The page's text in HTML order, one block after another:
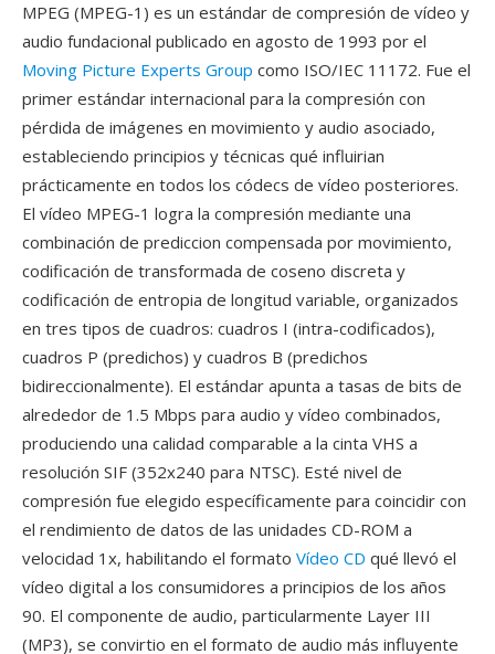
MPEG (MPEG-1) es un estándar de compresión de vídeo y
audio fundacional publicado en agosto de 1993 por el
Moving Picture Experts Group como ISO/IEC 11172. Fue el
primer estándar internacional para la compresión con
pérdida de imágenes en movimiento y audio asociado,
estableciendo principios y técnicas qué influirian
prácticamente en todos los códecs de vídeo posteriores.
El vídeo MPEG-1 logra la compresión mediante una
combinación de prediccion compensada por movimiento,
codificación de transformada de coseno discreta y
codificación de entropia de longitud variable, organizados
en tres tipos de cuadros: cuadros I (intra-codificados),
cuadros P (predichos) y cuadros B (predichos
bidireccionalmente). El estándar apunta a tasas de bits de
alrededor de 1.5 Mbps para audio y vídeo combinados,
produciendo una calidad comparable a la cinta VHS a
resolución SIF (352x240 para NTSC). Esté nivel de
compresión fue elegido específicamente para coincidir con
el rendimiento de datos de las unidades CD-ROM a
velocidad 1x, habilitando el formato Vídeo CD qué llevó el
vídeo digital a los consumidores a principios de los años
90. El componente de audio, particularmente Layer III
(MP3), se convirtio en el formato de audio más influyente